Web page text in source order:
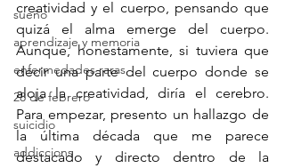
sueño
aprendizaje y memoria
enfermedades raras
28 de febrero
suicidio
addiccions
creatividad y el cuerpo, pensando que
quizá el alma emerge del cuerpo.
Aunque, honestamente, si tuviera que
decir una parte del cuerpo donde se
aloja la creatividad, diría el cerebro.
Para empezar, presento un hallazgo de
la última década que me parece
destacado y directo dentro de la